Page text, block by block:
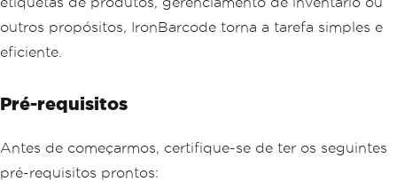
outros propósitos, IronBarcode torna a tarefa simples e
eficiente.
Pré-requisitos
Antes de começarmos, certifique-se de ter os seguintes
pré-requisitos prontos: